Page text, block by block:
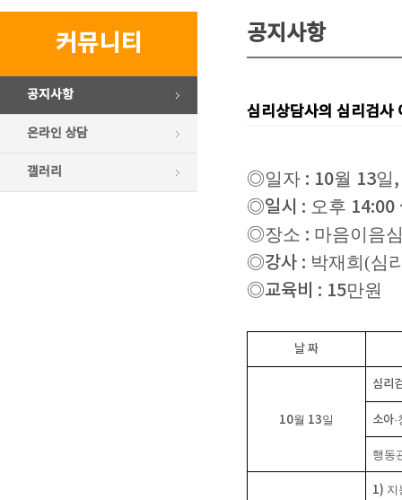
협력기관
커뮤니티
공지사항
온라인 상담
갤러리
공지사항
심리상담사의 심리검사
◎일자 : 10월 13일
◎일시 : 오후 14:00
◎장소 : 마음이음
◎강사 : 박재희(심
◎교육비 : 15만원
날 짜
10월 13일
심리
소아·
행동
1) 지